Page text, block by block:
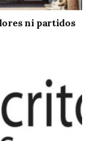
ni partidos